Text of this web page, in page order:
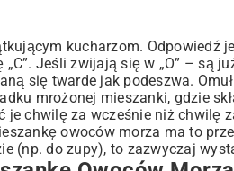
kucharzom. Odpowiedź
Jeśli zwijają się w „O” – są
się twarde jak podeszwa.
mrożonej mieszanki, gdzie
chwilę za wcześnie niż chwilę
owoców morza ma to
(np. do zupy), to zazwyczaj